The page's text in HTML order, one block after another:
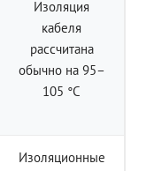
Изоляция
кабеля
рассчитана
обычно на 95–
105 °C
Изоляционные